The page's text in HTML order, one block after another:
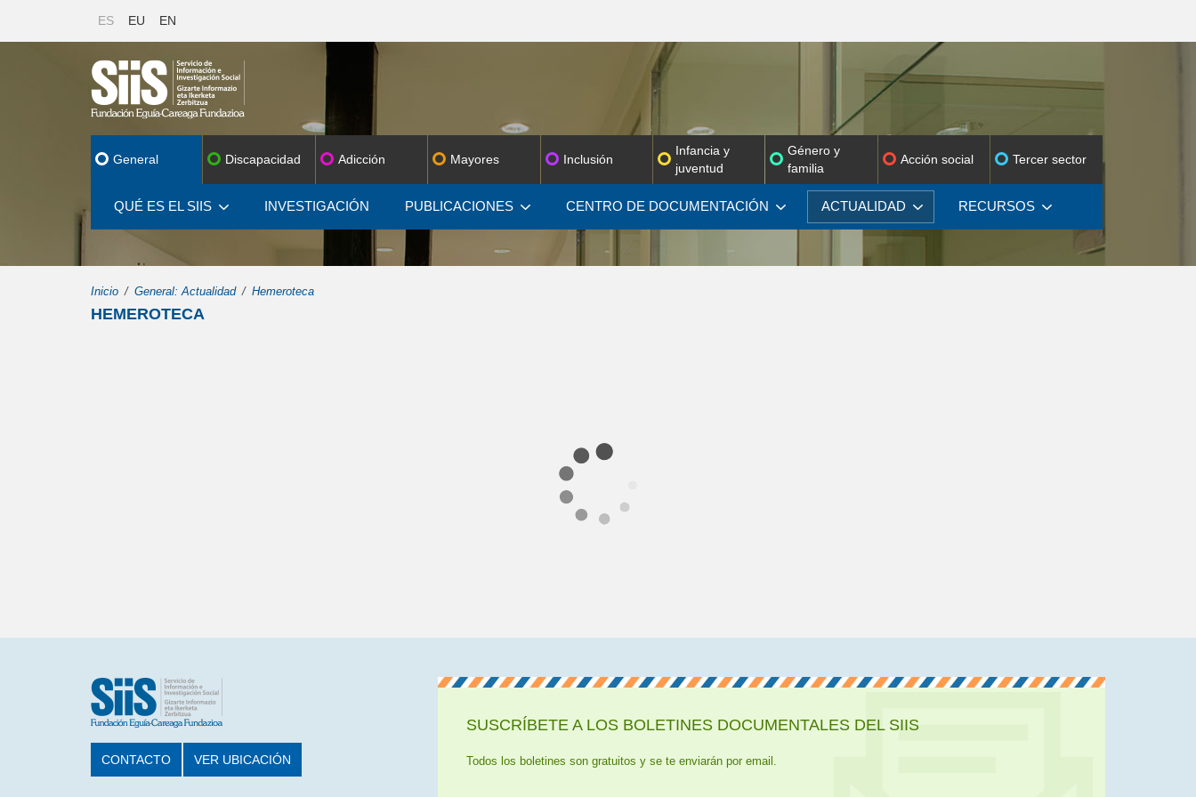
ES EU EN
General
QUÉ ES EL SIIS INVESTIGACIÓN PUBLICACIONES CENTRO DE DOCUMENTACIÓN ACTUALIDAD RECURSOS
Discapacidad Adicción Mayores Inclusión
Infancia y
juventud
Género y
familia
Acción social Tercer sector
Inicio General: Actualidad Hemeroteca
HEMEROTECA
CONTACTO VER UBICACIÓN
SUSCRÍBETE A LOS BOLETINES DOCUMENTALES DEL SIIS
Todos los boletines son gratuitos y se te enviarán por email.